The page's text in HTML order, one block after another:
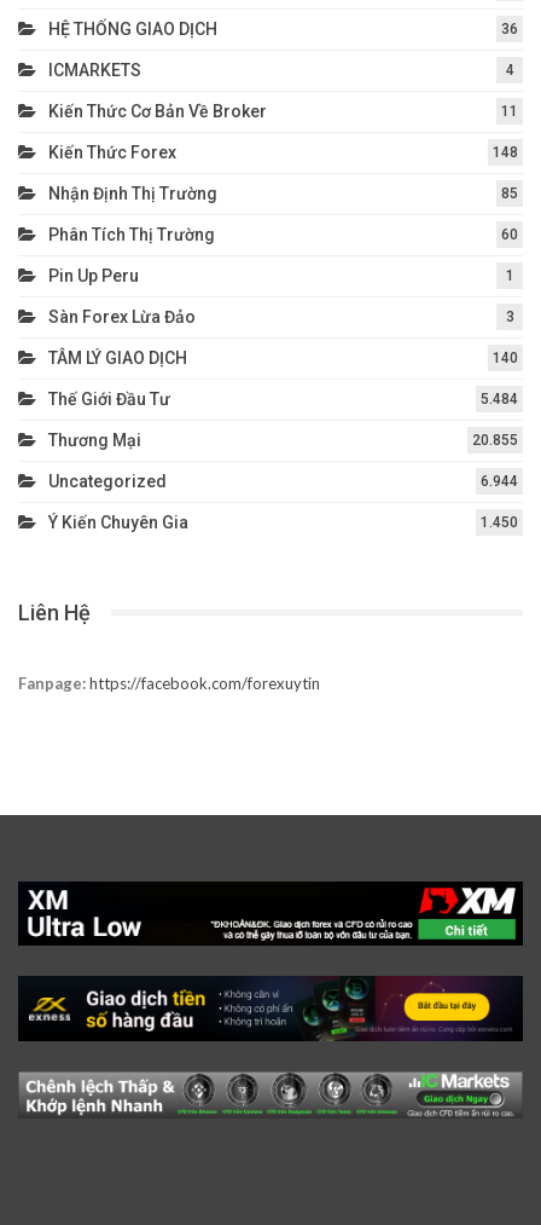
HỆ THỐNG GIAO DỊCH 36
ICMARKETS 4
Kiến Thức Cơ Bản Về Broker 11
Kiến Thức Forex 148
Nhận Định Thị Trường 85
Phân Tích Thị Trường 60
Pin Up Peru 1
Sàn Forex Lừa Đảo 3
TÂM LÝ GIAO DỊCH 140
Thế Giới Đầu Tư 5.484
Thương Mại 20.855
Uncategorized 6.944
Ý Kiến Chuyên Gia 1.450
Liên Hệ
Fanpage:https://facebook.com/forexuytin